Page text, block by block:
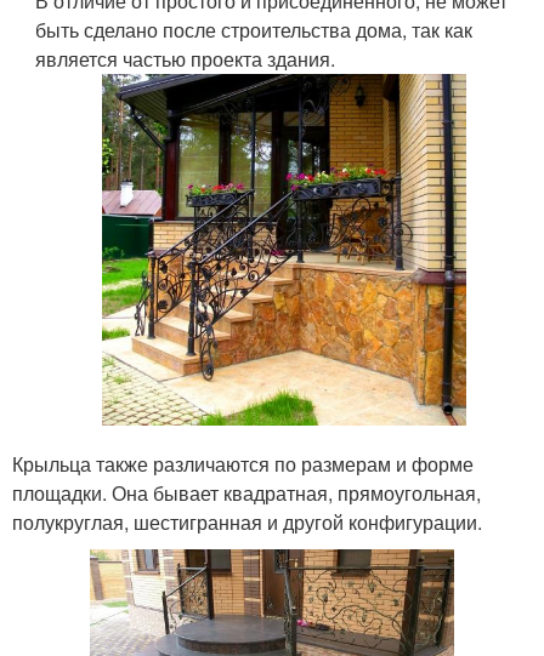
быть сделано после строительства дома, так как
является частью проекта здания.
Крыльца также различаются по размерам и форме
площадки. Она бывает квадратная, прямоугольная,
полукруглая, шестигранная и другой конфигурации.